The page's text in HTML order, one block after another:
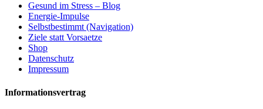
Gesund im Stress – Blog
Energie-Impulse
Selbstbestimmt (Navigation)
Ziele statt Vorsaetze
Shop
Datenschutz
Impressum
Informationsvertrag